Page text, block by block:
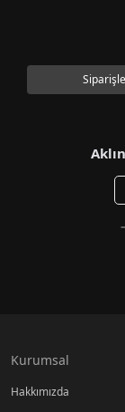
Kurumsal
Hakkımızda